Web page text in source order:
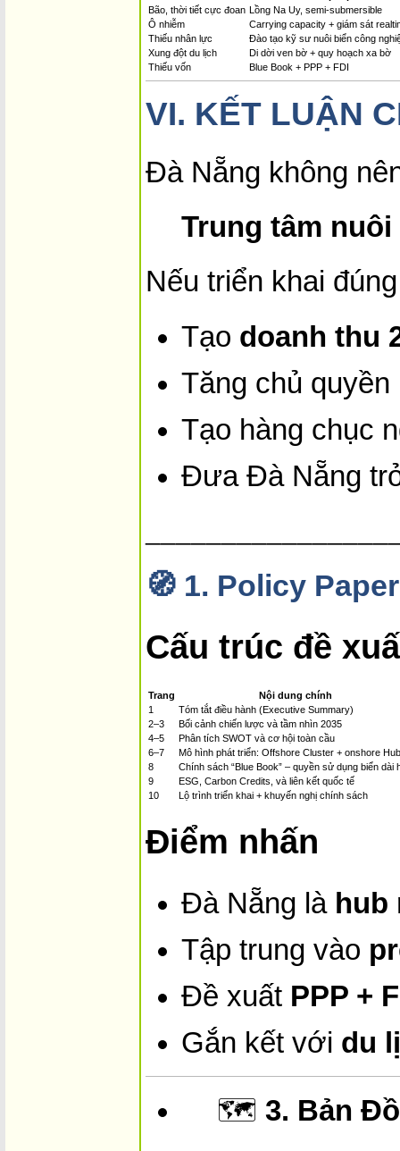
Bão, thời tiết cực đoan Lồng Na Uy, semi-submersible
Ô nhiễm
Carrying capacity + giám sát
Thiếu nhân lực
Đào tạo kỹ sư nuôi biển công
Xung đột du lịch
Di dời ven bờ + quy hoạch xa bờ
Thiếu vốn
Blue Book + PPP + FDI
VI. KẾT LUẬN
Đà Nẵng không
Trung tâm
Nếu triển khai
Tạo doanh thu
Tăng chủ quyền
Tạo hàng chục
Đưa Đà Nẵng
🧭 1. Policy
Cấu trúc đề
Trang
Nội dung chính
1
Tóm tắt điều hành (Executive Summary)
2–3
Bối cảnh chiến lược và tầm nhìn 2035
4–5
Phân tích SWOT và cơ hội toàn cầu
6–7
Mô hình phát triển: Offshore Cluster + o­nshore Hub
8
Chính sách “Blue Book” – quyền sử dụng biển dài
9
ESG, Carbon Credits, và liên kết quốc tế
10
Lộ trình triển khai + khuyến nghị chính sách
Điểm nhấn
Đà Nẵng là hub
Tập trung vào
Đề xuất PPP +
Gắn kết với du
🗺️ 3. Bản